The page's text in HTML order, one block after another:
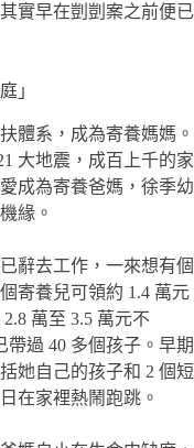
實早在剴剴案之前便已
」
體系，成為寄養媽媽。
大地震，成百上千的家
成為寄養爸媽，徐季幼
緣。
辭去工作，一來想有個
寄養兒可領約 1.4 萬元
萬至 3.5 萬元不
過 40 多個孩子。早期
她自己的孩子和 2 個短
在家裡熱鬧跑跳。